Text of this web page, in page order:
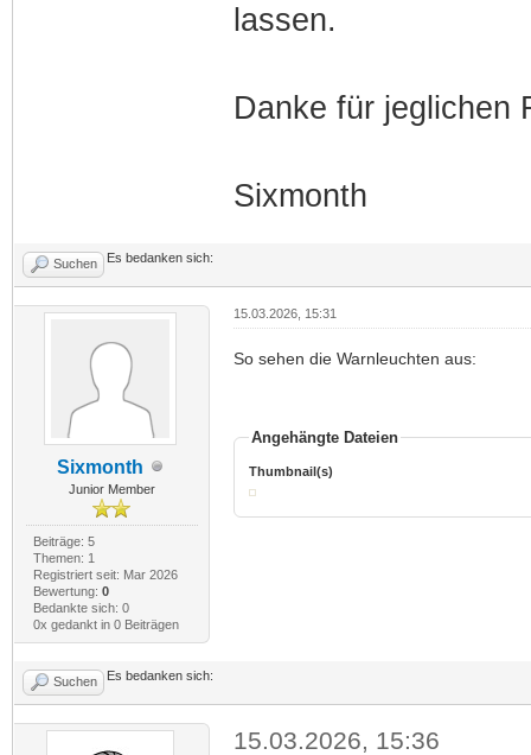
lassen.
Danke für jeglichen
Sixmonth
Suchen Es bedanken sich:
Sixmonth
Junior Member
Beiträge: 5
Themen: 1
Registriert seit: Mar 2026
Bewertung: 0
Bedankte sich: 0
0x gedankt in 0 Beiträgen
15.03.2026, 15:31
So sehen die Warnleuchten aus:
Angehängte Dateien
Thumbnail(s)
Suchen Es bedanken sich:
15.03.2026, 15:36